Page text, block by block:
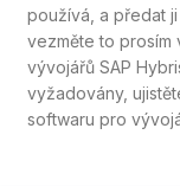
používá, a předat
vezměte to prosím
vývojářů SAP
vyžadovány,
softwaru pro